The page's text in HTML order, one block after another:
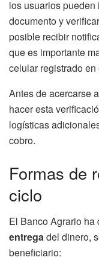
los usuarios
documento y
posible recibir
que es importante
celular registrado en
Antes de acercarse
hacer esta
logísticas
cobro.
Formas de
ciclo
El Banco Agrario ha
entregadel dinero,
beneficiario: